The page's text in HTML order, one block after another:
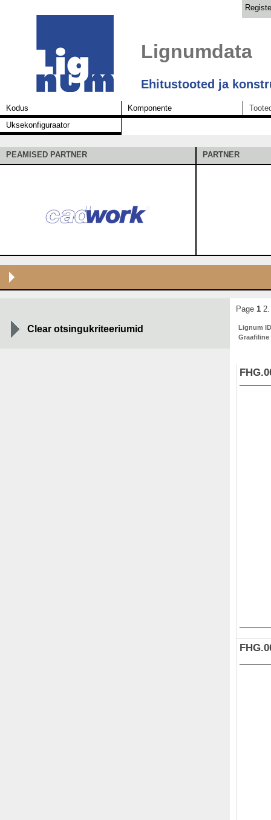
Lignumdata
Ehitustooted ja
Kodus Komponente
Uksekonfiguraator
PEAMISED PARTNER PARTNER
Clear otsingukriteeriumid
Page 1
Lignum
Graafiline